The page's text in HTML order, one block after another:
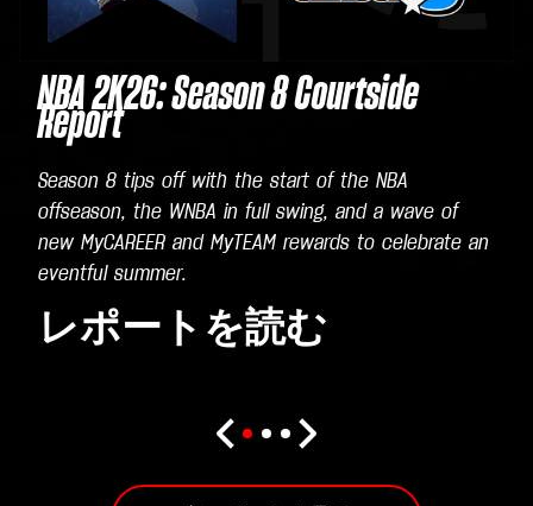
NBA 2K26: Season 8 Courtside
Report
Season 8 tips off with the start of the NBA
offseason, the WNBA in full swing, and a wave of
new MyCAREER and MyTEAM rewards to celebrate an
eventful summer.
レポートを読む